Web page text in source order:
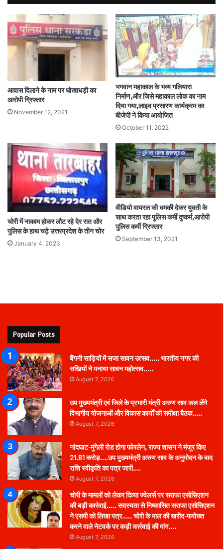
आवास दिलाने के नाम पर धोखाधड़ी का
आरोपी ग्रिफ्तार
November 12, 2021
भगवान महाकाल के भव्य गलियारा
निर्माण,और जिसे महाकाल लोक का नाम
दिया गया,लाइव प्रसारण कार्यक्रम का
बीजेपी ने किया आयोजित
October 11, 2022
चोरी में नाकाम होकर लौट रहे देर रात और
पुलिस के हाथ चढ़े उत्तरप्रदेश के तीन चोर
January 4, 2023
वीडियो वायरल की धमकी देकर युवती के
साथ करता रहा पुलिस कर्मी दुष्कर्म,आरोपी
पुलिस कर्मी ग्रिफ्तार
September 13, 2021
Popular Posts
बैंगनी साड़ियों में सजा सावन उत्सव….. भारतीय नगर की
सखियों ने मनाया सावन महोत्सव…..
August 7, 2026
उप मुख्यमंत्री एवं जिले के प्रभारी मंत्री अरुण साव कल लेंगे
विभागीय योजनाओं और विकास कार्यों की समीक्षा बैठक…..
August 7, 2026
नांदघाट-मुंगेली रोड होगा फोरलेन, राज्य शासन ने मंजूर किए
21.81 करोड़….उप मुख्यमंत्री अरुण साव के अनुमोदन के बाद
राशि स्वीकृति का पत्र जारी….
August 7, 2026
चोरी के मामलों को लेकर दिव्या ज्वेलर्स पर सराफा एसोसिएशन
की बड़ी कार्रवाई….. सदस्यता से निष्कासित सराफा एसोसिएशन
ने एसपी को लिखा पत्र….. चोरी के माल की खरीद-फरोख्त
करने वाले नेटवर्क पर कड़ी कार्रवाई की मांग….
August 7, 2026